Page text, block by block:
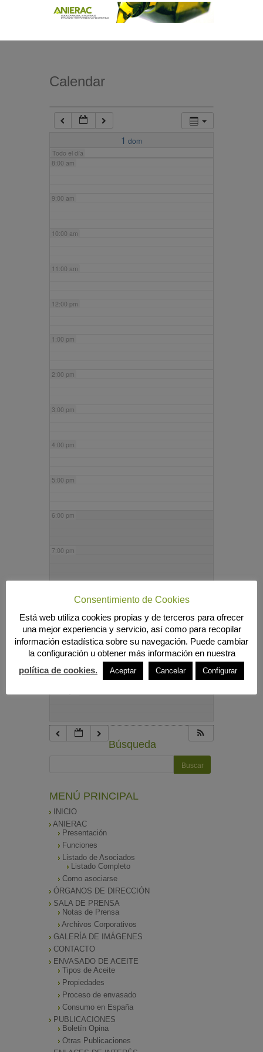
Calendar
1 dom
Todo el día
7:00 am
8:00 am
9:00 am
10:00 am
11:00 am
12:00 pm
1:00 pm
2:00 pm
3:00 pm
4:00 pm
5:00 pm
6:00 pm
7:00 pm
9:00 pm
10:00 pm
Búsqueda
MENÚ PRINCIPAL
INICIO
ANIERAC
Presentación
Funciones
Listado de Asociados
Listado Completo
Como asociarse
ÓRGANOS DE DIRECCIÓN
SALA DE PRENSA
Notas de Prensa
Archivos Corporativos
GALERÍA DE IMÁGENES
CONTACTO
ENVASADO DE ACEITE
Tipos de Aceite
Propiedades
Proceso de envasado
Consumo en España
PUBLICACIONES
Boletín Opina
Otras Publicaciones
Consentimiento de Cookies
Está web utiliza cookies propias y de terceros para ofrecer
una mejor experiencia y servicio, así como para recopilar
información estadística sobre su navegación. Puede cambiar
la configuración u obtener más información en nuestra
política de cookies.
Aceptar Cancelar Configurar